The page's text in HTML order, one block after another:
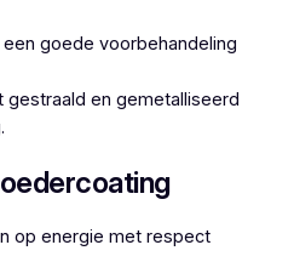
goede voorbehandeling
gestraald en gemetalliseerd
op energie met respect